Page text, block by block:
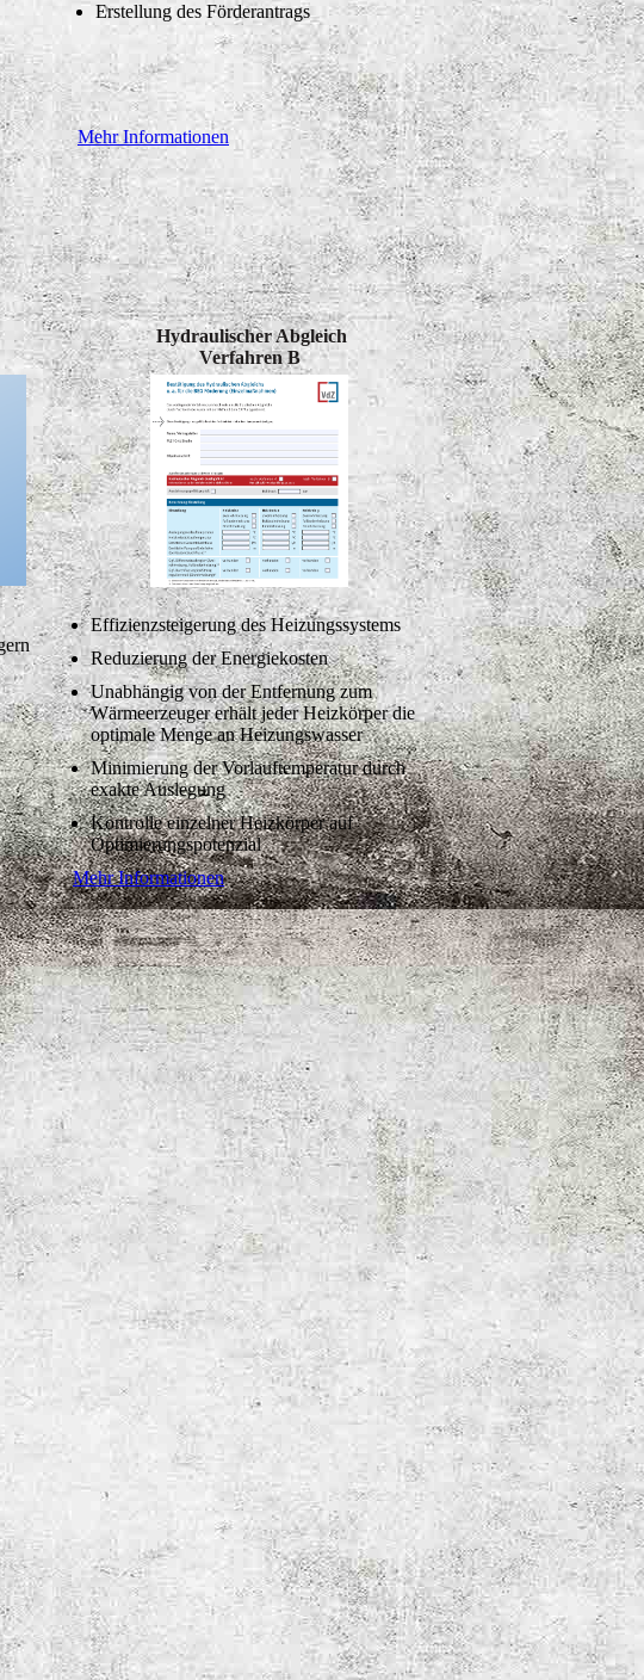
Erstellung des Förderantrags
Mehr Informationen
Hydraulischer Abgleich
Verfahren B
Effizienzsteigerung des Heizungssystems
Reduzierung der Energiekosten
Unabhängig von der Entfernung zum
Wärmeerzeuger erhält jeder Heizkörper die
optimale Menge an Heizungswasser
Minimierung der Vorlauftemperatur durch
exakte Auslegung
Kontrolle einzelner Heizkörper auf
Optimierungspotenzial
Mehr Informationen